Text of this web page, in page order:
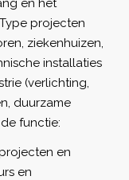
en het
projecten
ziekenhuizen,
installaties
(verlichting,
duurzame
functie:
en
en